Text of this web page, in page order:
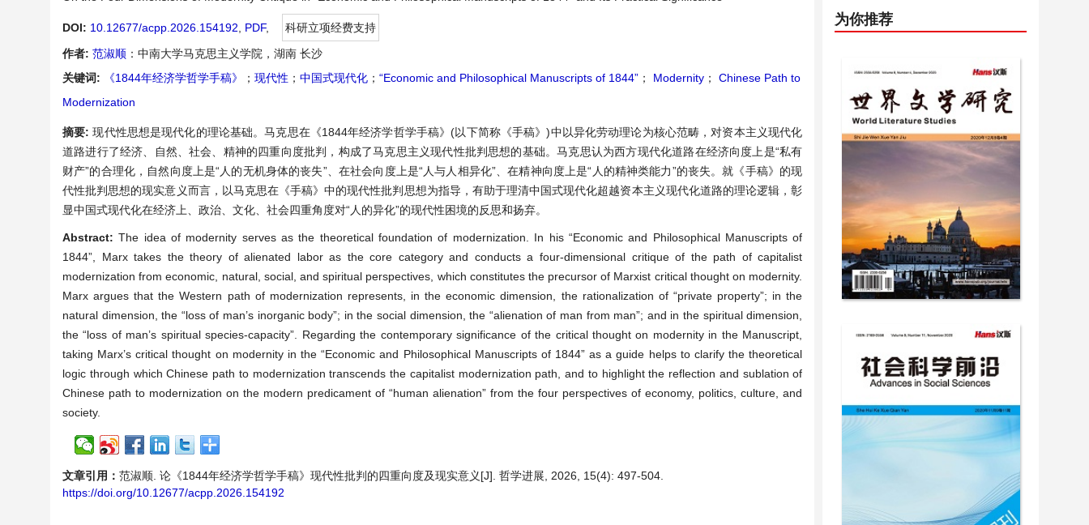
DOI: 10.12677/acpp.2026.154192 PDF,
科研立项经费支持
作者: 范淑顺 ：中南大学马克思主义学院，湖南 长沙
关键词:
《1844年经济学哲学手稿》 ； 现代性 ； 中国式现代化 ； “Economic and Philosophical Manuscripts of 1844” ； Modernity ；
Chinese Path to
Modernization
摘要:现代性思想是现代化的理论基础。马克思在《1844年经济学哲学手稿》(以下简称《手稿》)中以异化劳动理论为核心范畴，对资本主义现代化
道路进行了经济、自然、社会、精神的四重向度批判，构成了马克思主义现代性批判思想的基础。马克思认为西方现代化道路在经济向度上是“私有
财产”的合理化，自然向度上是“人的无机身体的丧失”、在社会向度上是“人与人相异化”、在精神向度上是“人的精神类能力”的丧失。就《手稿》的现
代性批判思想的现实意义而言，以马克思在《手稿》中的现代性批判思想为指导，有助于理清中国式现代化超越资本主义现代化道路的理论逻辑，彰
显中国式现代化在经济上、政治、文化、社会四重角度对“人的异化”的现代性困境的反思和扬弃。
Abstract:The idea of modernity serves as the theoretical foundation of modernization. In his “Economic and Philosophical Manuscripts of
1844”, Marx takes the theory of alienated labor as the core category and conducts a four-dimensional critique of the path of capitalist
modernization from economic, natural, social, and spiritual perspectives, which constitutes the precursor of Marxist critical thought on modernity.
Marx argues that the Western path of modernization represents, in the economic dimension, the rationalization of “private property”; in the
natural dimension, the “loss of man’s inorganic body”; in the social dimension, the “alienation of man from man”; and in the spiritual dimension,
the “loss of man’s spiritual species-capacity”. Regarding the contemporary significance of the critical thought on modernity in the Manuscript,
taking Marx’s critical thought on modernity in the “Economic and Philosophical Manuscripts of 1844” as a guide helps to clarify the theoretical
logic through which Chinese path to modernization transcends the capitalist modernization path, and to highlight the reflection and sublation of
Chinese path to modernization on the modern predicament of “human alienation” from the four perspectives of economy, politics, culture, and
society.
文章引用： 范淑顺. 论《1844年经济学哲学手稿》现代性批判的四重向度及现实意义[J]. 哲学进展, 2026, 15(4): 497-504.
https://doi.org/10.12677/acpp.2026.154192
为你推荐